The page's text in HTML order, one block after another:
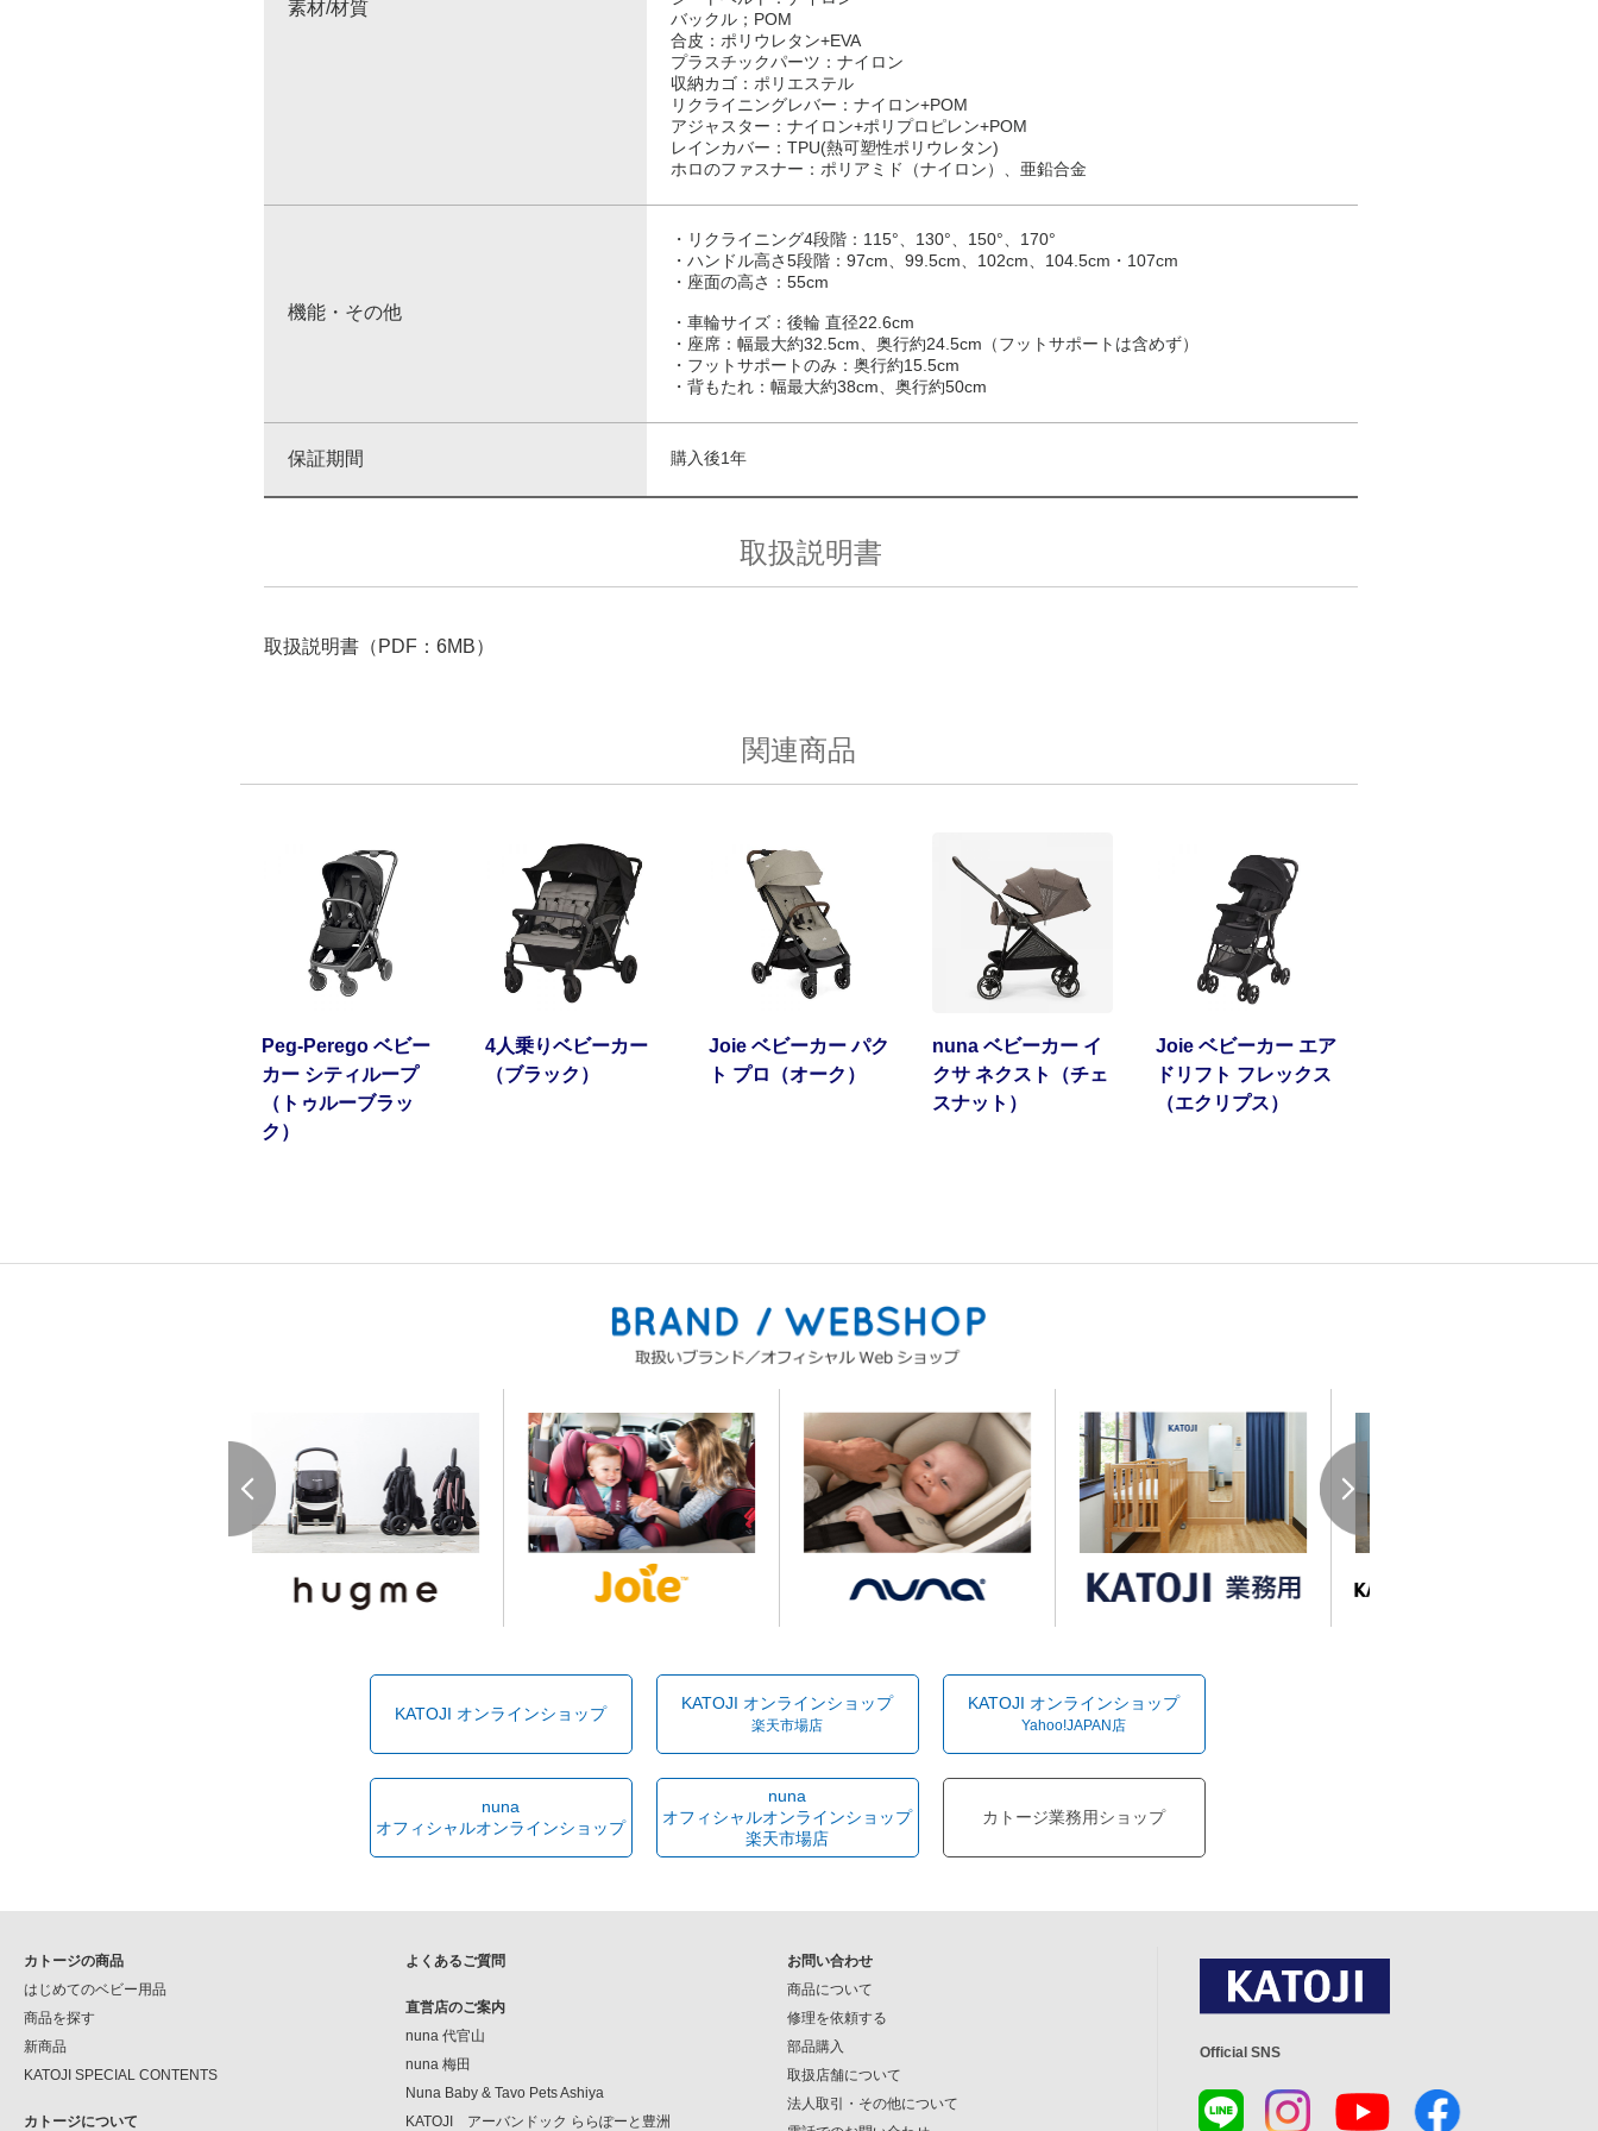
素材/材質
バックル；POM
合皮：ポリウレタン+EVA
プラスチックパーツ：ナイロン
収納カゴ：ポリエステル
リクライニングレバー：ナイロン+POM
アジャスター：ナイロン+ポリプロピレン+POM
レインカバー：TPU(熱可塑性ポリウレタン)
ホロのファスナー：ポリアミド（ナイロン）、亜鉛合金
機能・その他
・リクライニング4段階：115°、130°、150°、170°
・ハンドル高さ5段階：97cm、99.5cm、102cm、104.5cm・107cm
・座面の高さ：55cm
・車輪サイズ：後輪 直径22.6cm
・座席：幅最大約32.5cm、奥行約24.5cm（フットサポートは含めず）
・フットサポートのみ：奥行約15.5cm
・背もたれ：幅最大約38cm、奥行約50cm
保証期間 購入後1年
取扱説明書
取扱説明書（PDF：6MB）
関連商品
Peg-Perego ベビー
カー シティループ
（トゥルーブラッ
ク）
4人乗りベビーカー
（ブラック）
Joie ベビーカー パク
ト プロ（オーク）
nuna ベビーカー イ
クサ ネクスト（チェ
スナット）
Joie ベビーカー エア
ドリフト フレックス
（エクリプス）
KATOJI オンラインショップ
KATOJI オンラインショップ
楽天市場店
KATOJI オンラインショップ
Yahoo!JAPAN店
nuna
オフィシャルオンラインショップ
nuna
オフィシャルオンラインショップ
楽天市場店
カトージ業務用ショップ
カトージの商品
はじめてのベビー用品
商品を探す
新商品
KATOJI SPECIAL CONTENTS
カトージについて
よくあるご質問
直営店のご案内
nuna 代官山
nuna 梅田
Nuna Baby & Tavo Pets Ashiya
KATOJI アーバンドック ららぽーと豊洲
お問い合わせ
商品について
修理を依頼する
部品購入
取扱店舗について
法人取引・その他について
Official SNS